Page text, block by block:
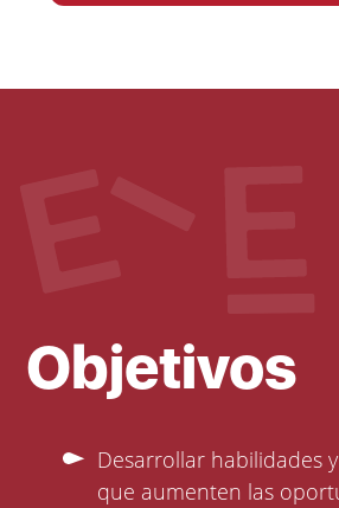
Objetivos
Desarrollar habilidades
que aumenten las